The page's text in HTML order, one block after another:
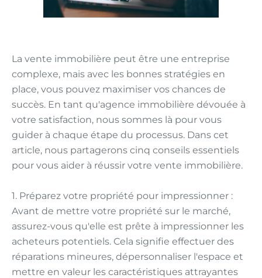
La vente immobilière peut être une entreprise
complexe, mais avec les bonnes stratégies en
place, vous pouvez maximiser vos chances de
succès. En tant qu'agence immobilière dévouée à
votre satisfaction, nous sommes là pour vous
guider à chaque étape du processus. Dans cet
article, nous partagerons cinq conseils essentiels
pour vous aider à réussir votre vente immobilière.
1. Préparez votre propriété pour impressionner :
Avant de mettre votre propriété sur le marché,
assurez-vous qu'elle est prête à impressionner les
acheteurs potentiels. Cela signifie effectuer des
réparations mineures, dépersonnaliser l'espace et
mettre en valeur les caractéristiques attrayantes